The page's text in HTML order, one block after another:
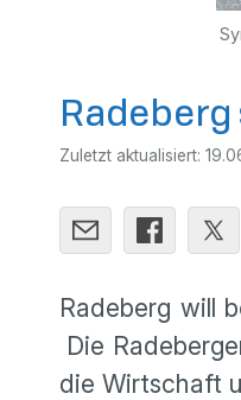
Zuletzt aktualisiert:
Radeberg will
Die
die Wirtschaft